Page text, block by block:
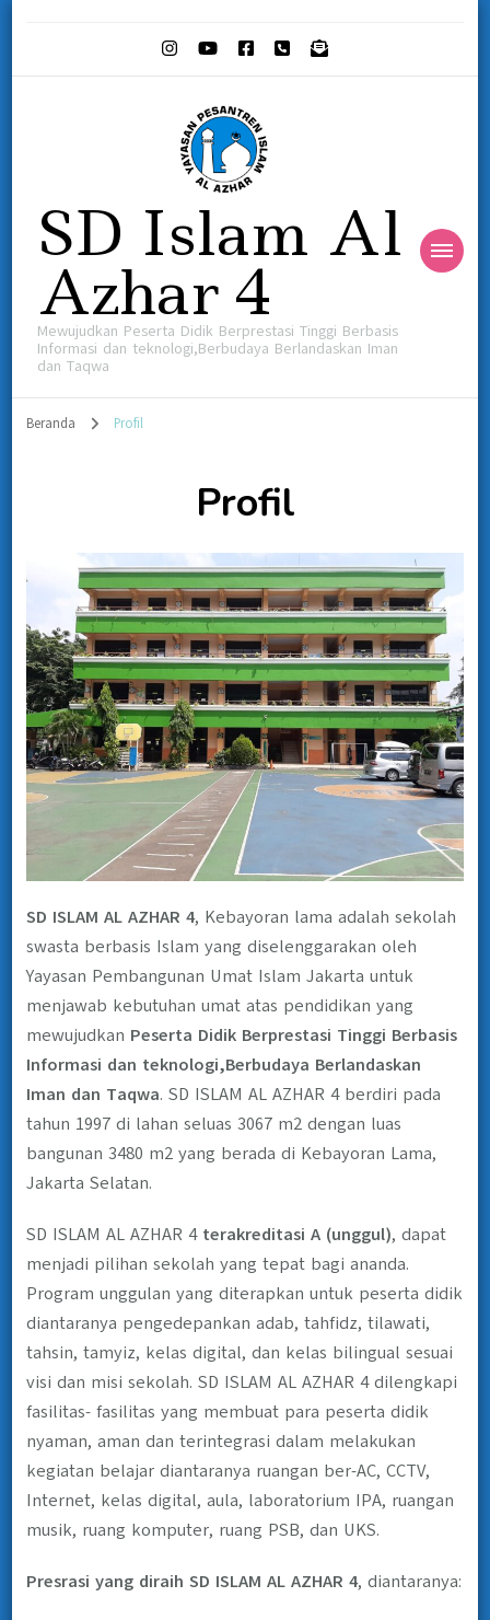
SD Islam Al
Azhar 4
Mewujudkan Peserta Didik Berprestasi Tinggi Berbasis
Informasi dan teknologi,Berbudaya Berlandaskan Iman
dan Taqwa
Beranda Profil
Profil
SD ISLAM AL AZHAR 4, Kebayoran lama adalah sekolah
swasta berbasis Islam yang diselenggarakan oleh
Yayasan Pembangunan Umat Islam Jakarta untuk
menjawab kebutuhan umat atas pendidikan yang
mewujudkan Peserta Didik Berprestasi Tinggi Berbasis
Informasi dan teknologi,Berbudaya Berlandaskan
Iman dan Taqwa. SD ISLAM AL AZHAR 4 berdiri pada
tahun 1997 di lahan seluas 3067 m2 dengan luas
bangunan 3480 m2 yang berada di Kebayoran Lama,
Jakarta Selatan.
SD ISLAM AL AZHAR 4 terakreditasi A (unggul), dapat
menjadi pilihan sekolah yang tepat bagi ananda.
Program unggulan yang diterapkan untuk peserta didik
diantaranya pengedepankan adab, tahfidz, tilawati,
tahsin, tamyiz, kelas digital, dan kelas bilingual sesuai
visi dan misi sekolah. SD ISLAM AL AZHAR 4 dilengkapi
fasilitas- fasilitas yang membuat para peserta didik
nyaman, aman dan terintegrasi dalam melakukan
kegiatan belajar diantaranya ruangan ber-AC, CCTV,
Internet, kelas digital, aula, laboratorium IPA, ruangan
musik, ruang komputer, ruang PSB, dan UKS.
Presrasi yang diraih SD ISLAM AL AZHAR 4, diantaranya: